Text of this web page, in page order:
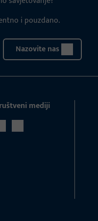
i pouzdano.
Nazovite nas
mediji